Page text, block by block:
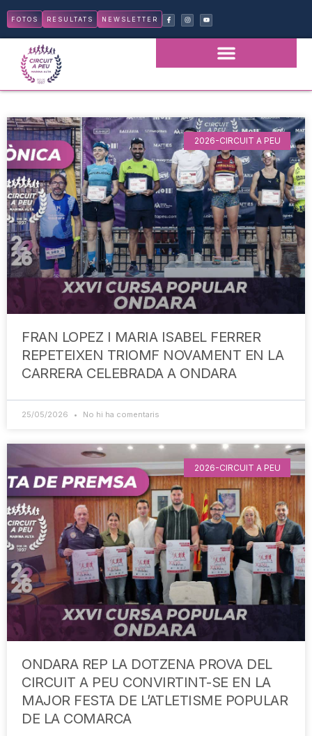
FOTOS RESULTATS NEWSLETTER
2026-CIRCUIT A PEU
FRAN LOPEZ I MARIA ISABEL FERRER
REPETEIXEN TRIOMF NOVAMENT EN LA
CARRERA CELEBRADA A ONDARA
25/05/2026 No hi ha comentaris
2026-CIRCUIT A PEU
ONDARA REP LA DOTZENA PROVA DEL
CIRCUIT A PEU CONVIRTINT-SE EN LA
MAJOR FESTA DE L’ATLETISME POPULAR
DE LA COMARCA